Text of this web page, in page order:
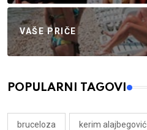
VAŠE PRIČE
POPULARNI TAGOVI
bruceloza kerim alajbegović